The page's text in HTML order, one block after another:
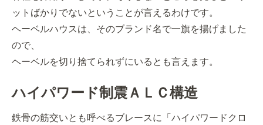
ットばかりでないということが言えるわけです。
ヘーベルハウスは、そのブランド名で一旗を揚げました
ので、
ヘーベルを切り捨てられずにいるとも言えます。
ハイパワード制震ＡＬＣ構造
鉄骨の筋交いとも呼べるブレースに「ハイパワードクロ